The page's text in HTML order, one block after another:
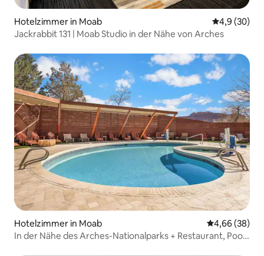
Hotelzimmer in Moab
4,9 (30)
Jackrabbit 131 | Moab Studio in der Nähe von Arches
Hotelzimmer in Moab
4,66 (38)
In der Nähe des Arches-Nationalparks + Restaurant, Pool